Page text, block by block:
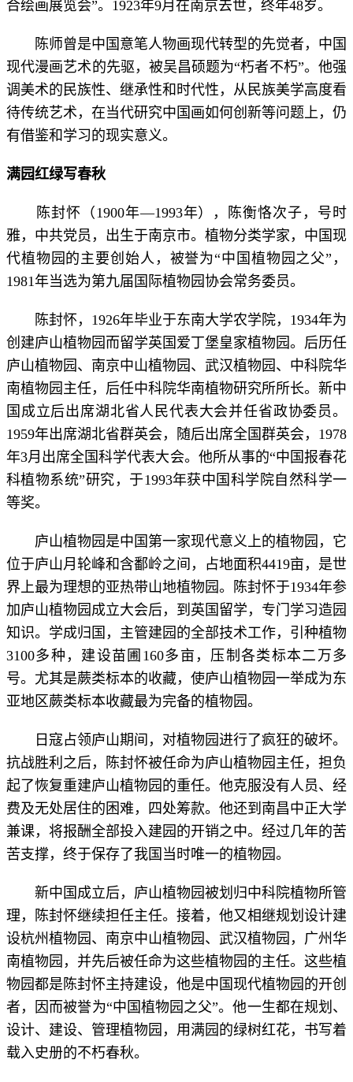
合绘画展览会”。1923年9月在南京去世，终年48岁。
陈师曾是中国意笔人物画现代转型的先觉者，中国
现代漫画艺术的先驱，被吴昌硕题为“朽者不朽”。他强
调美术的民族性、继承性和时代性，从民族美学高度看
待传统艺术，在当代研究中国画如何创新等问题上，仍
有借鉴和学习的现实意义。
满园红绿写春秋
陈封怀（1900年—1993年），陈衡恪次子，号时
雅，中共党员，出生于南京市。植物分类学家，中国现
代植物园的主要创始人，被誉为“中国植物园之父”，
1981年当选为第九届国际植物园协会常务委员。
陈封怀，1926年毕业于东南大学农学院，1934年为
创建庐山植物园而留学英国爱丁堡皇家植物园。后历任
庐山植物园、南京中山植物园、武汉植物园、中科院华
南植物园主任，后任中科院华南植物研究所所长。 新中
国成立后出席湖北省人民代表大会并任省政协委员。
1959年出席湖北省群英会，随后出席全国群英会，1978
年3月出席全国科学代表大会。他所从事的“中国报春花
科植物系统”研究，于1993年获中国科学院自然科学一
等奖。
庐山植物园是中国第一家现代意义上的植物园，它
位于庐山月轮峰和含鄱岭之间，占地面积4419亩，是世
界上最为理想的亚热带山地植物园。陈封怀于1934年参
加庐山植物园成立大会后，到英国留学，专门学习造园
知识。学成归国，主管建园的全部技术工作，引种植物
3100多种，建设苗圃160多亩，压制各类标本二万多
号。尤其是蕨类标本的收藏，使庐山植物园一举成为东
亚地区蕨类标本收藏最为完备的植物园。
日寇占领庐山期间，对植物园进行了疯狂的破坏。
抗战胜利之后，陈封怀被任命为庐山植物园主任，担负
起了恢复重建庐山植物园的重任。他克服没有人员、经
费及无处居住的困难，四处筹款。他还到南昌中正大学
兼课，将报酬全部投入建园的开销之中。经过几年的苦
苦支撑，终于保存了我国当时唯一的植物园。
新中国成立后，庐山植物园被划归中科院植物所管
理，陈封怀继续担任主任。接着，他又相继规划设计建
设杭州植物园、南京中山植物园、武汉植物园，广州华
南植物园，并先后被任命为这些植物园的主任。这些植
物园都是陈封怀主持建设，他是中国现代植物园的开创
者，因而被誉为“中国植物园之父”。他一生都在规划、
设计、建设、管理植物园，用满园的绿树红花，书写着
载入史册的不朽春秋。